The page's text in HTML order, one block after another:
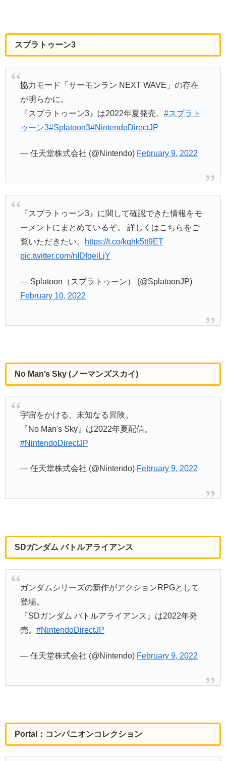
スプラトゥーン3
協力モード「サーモンラン NEXT WAVE」の存在
が明らかに。
『スプラトゥーン3』は2022年夏発売。 #スプラト
ゥーン3#Splatoon3#NintendoDirectJP
— 任天堂株式会社 (@Nintendo) February 9, 2022
『スプラトゥーン3』に関して確認できた情報をモ
ーメントにまとめているぞ。 詳しくはこちらをご
覧いただきたい。
https://t.co/kqhk5tt9ET
pic.twitter.com/nIDfqelLjY
— Splatoon（スプラトゥーン） (@SplatoonJP)
February 10, 2022
No Man’s Sky (ノーマンズスカイ)
宇宙をかける、未知なる冒険。
『No Man's Sky』は2022年夏配信。
#NintendoDirectJP
— 任天堂株式会社 (@Nintendo) February 9, 2022
SDガンダム バトルアライアンス
ガンダムシリーズの新作がアクションRPGとして
登場。
『SDガンダム バトルアライアンス』は2022年発
売。 #NintendoDirectJP
— 任天堂株式会社 (@Nintendo) February 9, 2022
Portal：コンパニオンコレクション